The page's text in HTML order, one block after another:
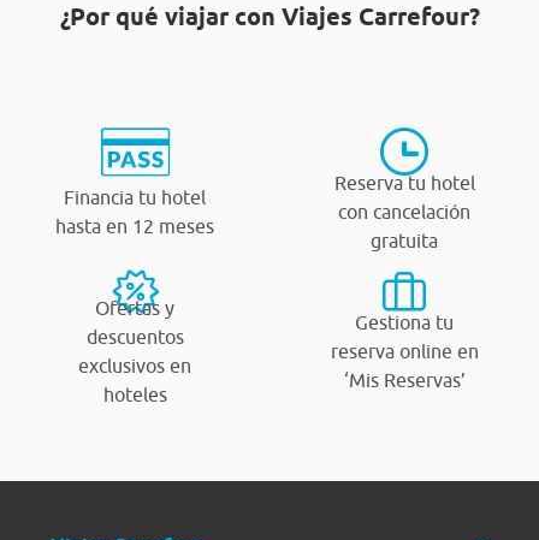
¿Por qué viajar con Viajes Carrefour?
Financia tu hotel
hasta en 12 meses
Reserva tu hotel
con cancelación
gratuita
Ofertas y
descuentos
exclusivos en
hoteles
Gestiona tu
reserva online en
‘Mis Reservas’